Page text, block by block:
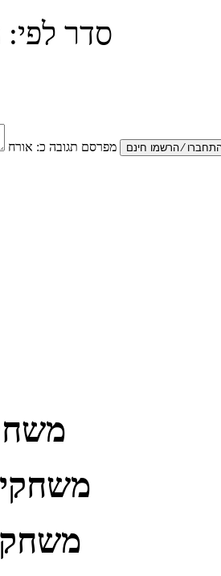
סדר לפי:
מפרסם תגובה כ: אורח